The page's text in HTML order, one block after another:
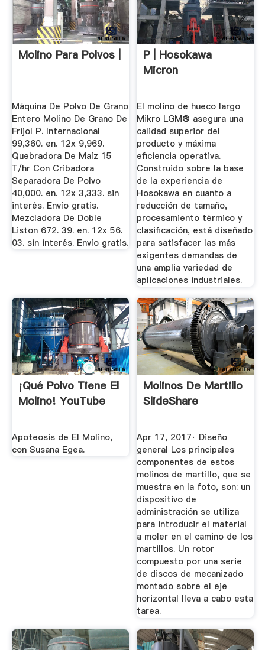
Molino Para Polvos |
Máquina De Polvo De Grano
Entero Molino De Grano De
Frijol P. Internacional
99,360. en. 12x 9,969.
Quebradora De Maíz 15
T/hr Con Cribadora
Separadora De Polvo
40,000. en. 12x 3,333. sin
interés. Envío gratis.
Mezcladora De Doble
Liston 672. 39. en. 12x 56.
03. sin interés. Envío gratis.
P | Hosokawa
Micron
El molino de hueco largo
Mikro LGM® asegura una
calidad superior del
producto y máxima
eficiencia operativa.
Construido sobre la base
de la experiencia de
Hosokawa en cuanto a
reducción de tamaño,
procesamiento térmico y
clasificación, está diseñado
para satisfacer las más
exigentes demandas de
una amplia variedad de
aplicaciones industriales.
¡Qué Polvo Tiene El
Molino! YouTube
Apoteosis de El Molino,
con Susana Egea.
Molinos De Martillo
SlideShare
Apr 17, 2017· Diseño
general Los principales
componentes de estos
molinos de martillo, que se
muestra en la foto, son: un
dispositivo de
administración se utiliza
para introducir el material
a moler en el camino de los
martillos. Un rotor
compuesto por una serie
de discos de mecanizado
montado sobre el eje
horizontal lleva a cabo esta
tarea.